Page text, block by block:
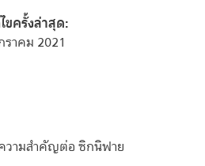
ขครั้งล่าสุด:
ราคม 2021
วามสำคัญต่อ ซิกนิฟาย